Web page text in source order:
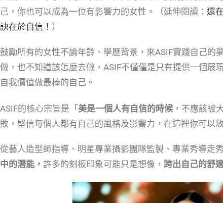
己， 你也可以成為一位有影響力的女性。（延伸閱讀： 還
訣在於自信！ ）
鼓勵所有的女性不論年齡、學歷背景， 來ASIF實踐自己的
做， 也不知道該怎麼去做， ASIF不僅僅是只有提供一個展
自我價值做最棒的自己。
ASIF的核心宗旨是「 美是一個人有自信的時候 ，不應該被
敗，堅信每個人都有自己的風格及影響力，在這裡你可以
從藝人造型師指導、明星專業攝影團隊監製、專業秀導走
中的潛能， 許多的刻板印象可能只是想像， 跨出自己的舒